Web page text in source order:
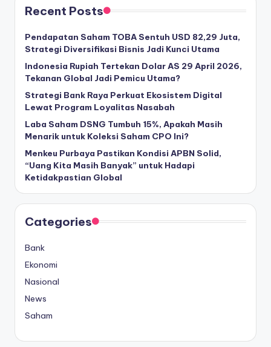
Recent Posts
Pendapatan Saham TOBA Sentuh USD 82,29 Juta,
Strategi Diversifikasi Bisnis Jadi Kunci Utama
Indonesia Rupiah Tertekan Dolar AS 29 April 2026,
Tekanan Global Jadi Pemicu Utama?
Strategi Bank Raya Perkuat Ekosistem Digital
Lewat Program Loyalitas Nasabah
Laba Saham DSNG Tumbuh 15%, Apakah Masih
Menarik untuk Koleksi Saham CPO Ini?
Menkeu Purbaya Pastikan Kondisi APBN Solid,
“Uang Kita Masih Banyak” untuk Hadapi
Ketidakpastian Global
Categories
Bank
Ekonomi
Nasional
News
Saham